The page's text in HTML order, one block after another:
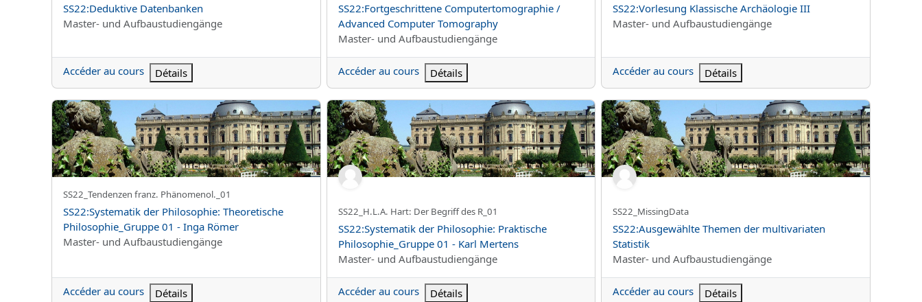
Nom du cours
SS22:Deduktive Datenbanken
Catégorie de cours
Master- und Aufbaustudiengänge
Accéder au cours Détails
Nom du cours
SS22:Fortgeschrittene Computertomographie /
Advanced Computer Tomography
Catégorie de cours
Master- und Aufbaustudiengänge
Accéder au cours Détails
Nom du cours
SS22:Vorlesung Klassische Archäologie III
Catégorie de cours
Master- und Aufbaustudiengänge
Accéder au cours Détails
SS22:Systematik der Philosophie: Theoretische Philosophie_Gruppe 01 - Inga Römer
Nom abrégé du cours
SS22_Tendenzen franz. Phänomenol._01
Nom du cours
SS22:Systematik der Philosophie: Theoretische
Philosophie_Gruppe 01 - Inga Römer
Catégorie de cours
Master- und Aufbaustudiengänge
Accéder au cours Détails
SS22:Systematik der Philosophie: Praktische Philosophie_Gruppe 01 - Karl Mertens
Nom abrégé du cours
SS22_H.L.A. Hart: Der Begriff des R_01
Nom du cours
SS22:Systematik der Philosophie: Praktische
Philosophie_Gruppe 01 - Karl Mertens
Catégorie de cours
Master- und Aufbaustudiengänge
Accéder au cours Détails
SS22:Ausgewählte Themen der multivariaten Statistik
Nom abrégé du cours
SS22_MissingData
Nom du cours
SS22:Ausgewählte Themen der multivariaten
Statistik
Catégorie de cours
Master- und Aufbaustudiengänge
Accéder au cours Détails